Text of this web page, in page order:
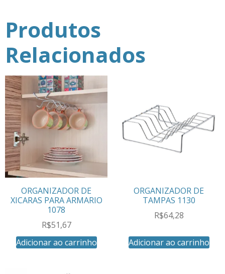
Produtos
Relacionados
ORGANIZADOR DE
XICARAS PARA ARMARIO
1078
R$51,67
Adicionar ao carrinho
ORGANIZADOR DE
TAMPAS 1130
R$64,28
Adicionar ao carrinho